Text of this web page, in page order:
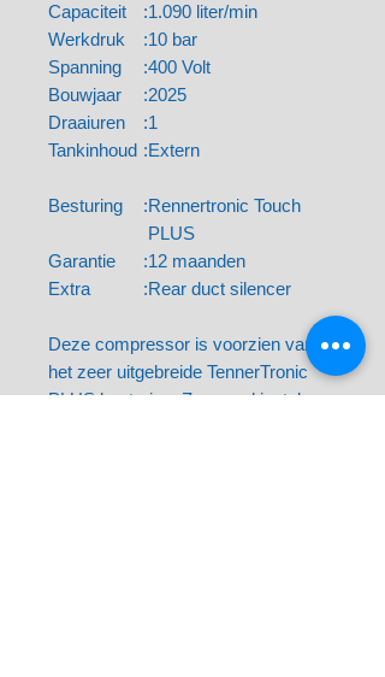
Capaciteit
:1.090 liter/min
Werkdruk
:10 bar
Spanning
:400 Volt
Bouwjaar
:2025
Draaiuren
:1
Tankinhoud :Extern
Besturing :Rennertronic Touch
PLUS
Garantie
:12 maanden
Extra
:Rear duct silencer
Deze compressor is voorzien van
het zeer uitgebreide TennerTronic
PLUS besturing. Zeer veel instel- en